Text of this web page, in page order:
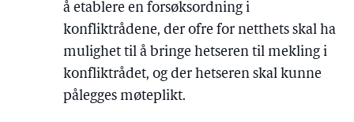
å etablere en forsøksordning i
konfliktrådene, der ofre for netthets skal ha
mulighet til å bringe hetseren til mekling i
konfliktrådet, og der hetseren skal kunne
pålegges møteplikt.